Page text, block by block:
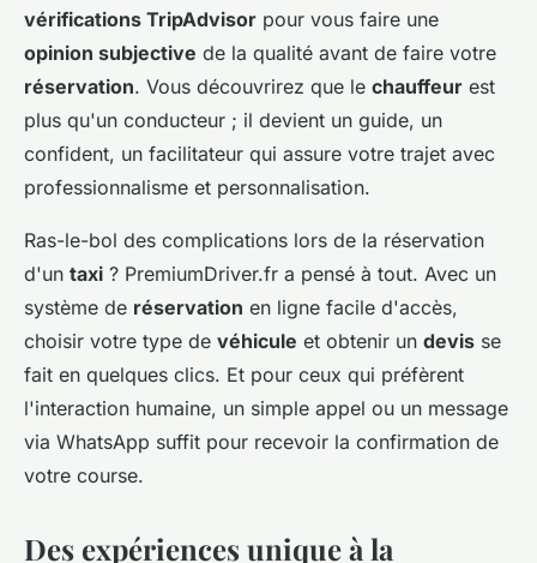
vérifications TripAdvisor pour vous faire une
opinion subjective de la qualité avant de faire votre
réservation. Vous découvrirez que le chauffeur est
plus qu'un conducteur ; il devient un guide, un
confident, un facilitateur qui assure votre trajet avec
professionnalisme et personnalisation.
Ras-le-bol des complications lors de la réservation
d'un taxi ? PremiumDriver.fr a pensé à tout. Avec un
système de réservation en ligne facile d'accès,
choisir votre type de véhicule et obtenir un devis se
fait en quelques clics. Et pour ceux qui préfèrent
l'interaction humaine, un simple appel ou un message
via WhatsApp suffit pour recevoir la confirmation de
votre course.
Des expériences unique à la